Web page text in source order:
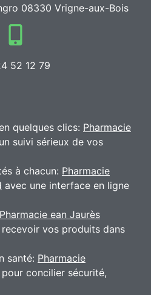
08330 Vrigne-aux-Bois
52 12 79
quelques clics: Pharmacie
suivi sérieux de vos
à chacun: Pharmacie
avec une interface en ligne
Pharmacie ean Jaurès
vos produits dans
santé: Pharmacie
pour concilier sécurité,